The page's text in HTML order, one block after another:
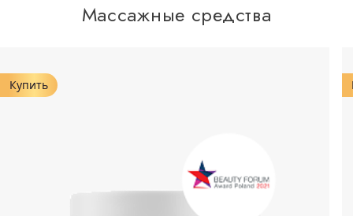
Массажные средства
Купить